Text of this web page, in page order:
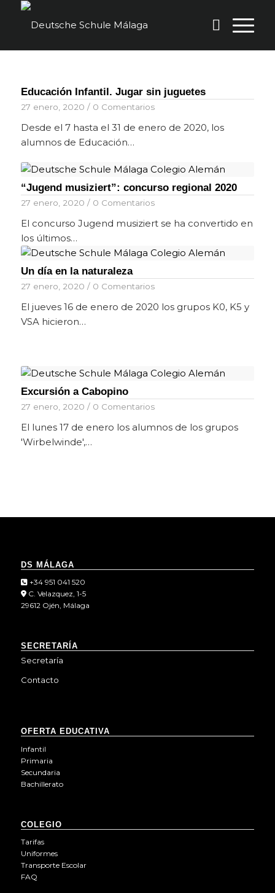
Educación Infantil. Jugar sin juguetes
27 enero, 2020 / 0 Comentarios
Desde el 7 hasta el 31 de enero de 2020, los
alumnos de Educación…
“Jugend musiziert”: concurso regional 2020
27 enero, 2020 / 0 Comentarios
El concurso Jugend musiziert se ha convertido en
los últimos…
Un día en la naturaleza
27 enero, 2020 / 0 Comentarios
El jueves 16 de enero de 2020 los grupos K0, K5 y
VSA hicieron…
Excursión a Cabopino
27 enero, 2020 / 0 Comentarios
El lunes 17 de enero los alumnos de los grupos
'Wirbelwinde',…
DS MÁLAGA
+34 951 041 520
C. Velazquez, 1-5
29612 Ojén, Málaga
SECRETARÍA
Secretaría
Contacto
OFERTA EDUCATIVA
Infantil
Primaria
Secundaria
Bachillerato
COLEGIO
Tarifas
Uniformes
Transporte Escolar
FAQ